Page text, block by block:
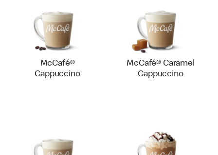
McCafé®
Cappuccino
McCafé® Caramel
Cappuccino